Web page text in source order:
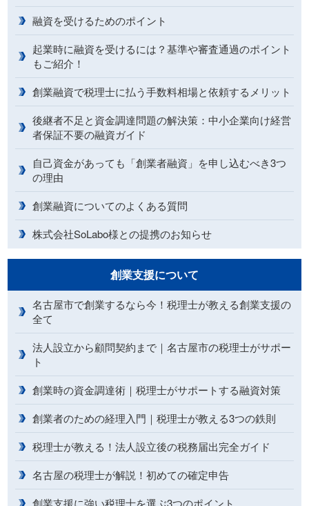
融資を受けるためのポイント
起業時に融資を受けるには？基準や審査通過のポイント
もご紹介！
創業融資で税理士に払う手数料相場と依頼するメリット
後継者不足と資金調達問題の解決策：中小企業向け経営
者保証不要の融資ガイド
自己資金があっても「創業者融資」を申し込むべき3つ
の理由
創業融資についてのよくある質問
株式会社SoLabo様との提携のお知らせ
創業支援について
名古屋市で創業するなら今！税理士が教える創業支援の
全て
法人設立から顧問契約まで｜名古屋市の税理士がサポー
ト
創業時の資金調達術｜税理士がサポートする融資対策
創業者のための経理入門｜税理士が教える3つの鉄則
税理士が教える！法人設立後の税務届出完全ガイド
名古屋の税理士が解説！初めての確定申告
創業支援に強い税理士を選ぶ3つのポイント